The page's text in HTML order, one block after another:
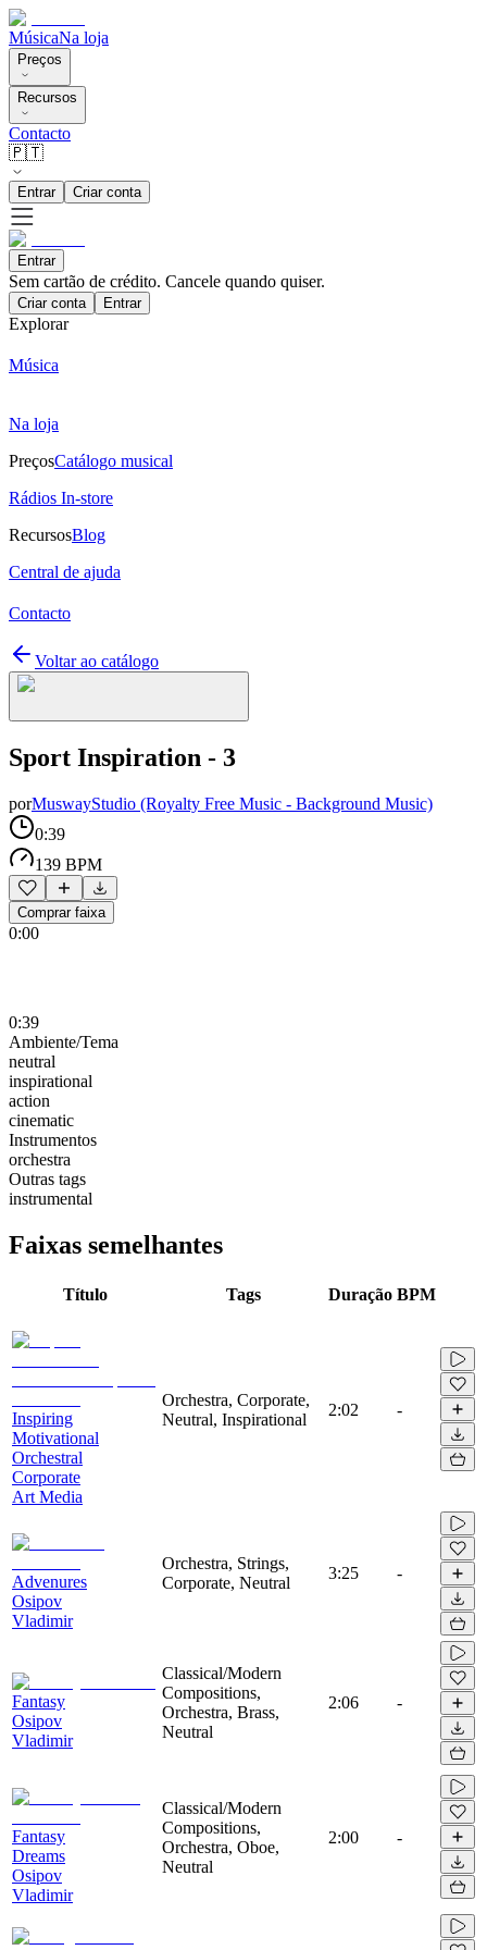
MúsicaNa loja
Preços
Recursos
Contacto
🇵🇹
Entrar Criar conta
Entrar
Sem cartão de crédito. Cancele quando quiser.
Criar conta Entrar
Explorar
Música
Na loja
PreçosCatálogo musical
Rádios In-store
RecursosBlog
Central de ajuda
Contacto
Voltar ao catálogo
Sport Inspiration - 3
porMuswayStudio (Royalty Free Music - Background Music)
0:39
139 BPM
Comprar faixa
0:00
0:39
Ambiente/Tema
neutral
inspirational
action
cinematic
Instrumentos
orchestra
Outras tags
instrumental
Faixas semelhantes
Título Tags Duração BPM
Inspiring
Motivational
Orchestral
Corporate
Art Media
Orchestra, Corporate,
Neutral, Inspirational
2:02 -
Advenures
Osipov
Vladimir
Orchestra, Strings,
Corporate, Neutral
3:25 -
Fantasy
Osipov
Vladimir
Classical/Modern
Compositions,
Orchestra, Brass,
Neutral
2:06 -
Fantasy
Dreams
Osipov
Vladimir
Classical/Modern
Compositions,
Orchestra, Oboe,
Neutral
2:00 -